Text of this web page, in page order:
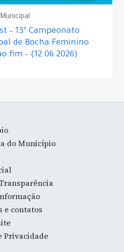
– 13º Campeonato
de Bocha Feminino
fim – (12.06.2026)
do Município
e contatos
Privacidade